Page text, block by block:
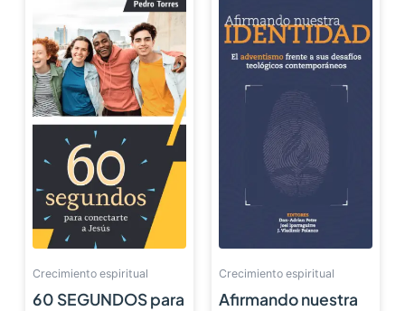
Crecimiento espiritual
60 SEGUNDOS para
Crecimiento espiritual
Afirmando nuestra